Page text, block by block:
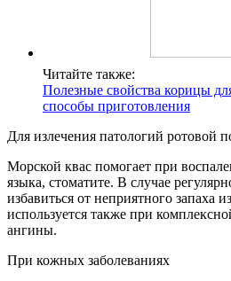
Читайте также:
Полезные свойства корицы
способы приготовления
Для излечения патологий ротовой
Морской квас помогает при
языка, стоматите. В случае
избавиться от неприятного запаха
используется также при
ангины.
При кожных заболеваниях